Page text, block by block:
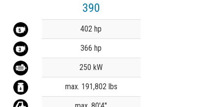
390
402 hp
366 hp
250 kW
max. 191,802 lbs